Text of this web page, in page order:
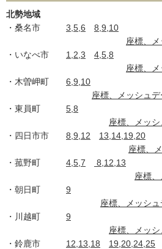
北勢地域
・桑名市 3,5,6
8,9,10
座標、メ
・いなべ市 1,2,3
4,5,8
座標、メ
・木曽岬町 6,9,10
座標、メッシュデ
・東員町 5,8
座標、メッシ
・四日市市 8,9,12
13,14,19,20
座標、
・菰野町 4,5,7
8,12,13
座標、
・朝日町 9
座標、メッシュ
・川越町 9
座標、メッシ
・鈴鹿市 12,13,18
19,20,24,25